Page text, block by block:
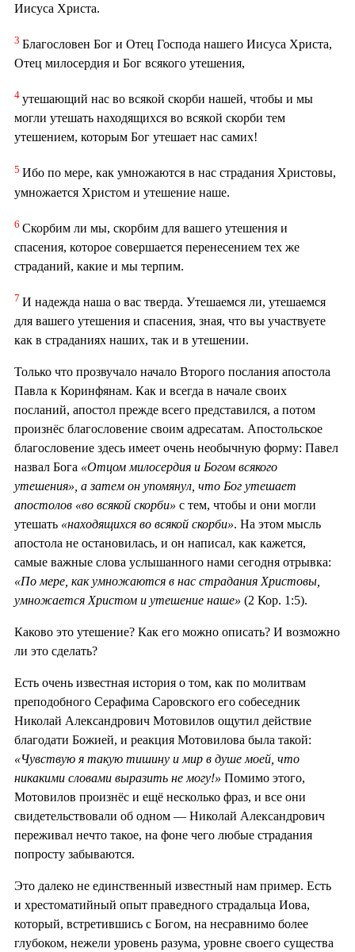
Иисуса Христа.
3 Благословен Бог и Отец Господа нашего Иисуса Христа,
Отец милосердия и Бог всякого утешения,
4 утешающий нас во всякой скорби нашей, чтобы и мы
могли утешать находящихся во всякой скорби тем
утешением, которым Бог утешает нас самих!
5 Ибо по мере, как умножаются в нас страдания Христовы,
умножается Христом и утешение наше.
6 Скорбим ли мы, скорбим для вашего утешения и
спасения, которое совершается перенесением тех же
страданий, какие и мы терпим.
7 И надежда наша о вас тверда. Утешаемся ли, утешаемся
для вашего утешения и спасения, зная, что вы участвуете
как в страданиях наших, так и в утешении.
Только что прозвучало начало Второго послания апостола
Павла к Коринфянам. Как и всегда в начале своих
посланий, апостол прежде всего представился, а потом
произнёс благословение своим адресатам. Апостольское
благословение здесь имеет очень необычную форму: Павел
назвал Бога «Отцом милосердия и Богом всякого
утешения», а затем он упомянул, что Бог утешает
апостолов «во всякой скорби» с тем, чтобы и они могли
утешать «находящихся во всякой скорби». На этом мысль
апостола не остановилась, и он написал, как кажется,
самые важные слова услышанного нами сегодня отрывка:
«По мере, как умножаются в нас страдания Христовы,
умножается Христом и утешение наше» (2 Кор. 1:5).
Каково это утешение? Как его можно описать? И возможно
ли это сделать?
Есть очень известная история о том, как по молитвам
преподобного Серафима Саровского его собеседник
Николай Александрович Мотовилов ощутил действие
благодати Божией, и реакция Мотовилова была такой:
«Чувствую я такую тишину и мир в душе моей, что
никакими словами выразить не могу!» Помимо этого,
Мотовилов произнёс и ещё несколько фраз, и все они
свидетельствовали об одном — Николай Александрович
переживал нечто такое, на фоне чего любые страдания
попросту забываются.
Это далеко не единственный известный нам пример. Есть
и хрестоматийный опыт праведного страдальца Иова,
который, встретившись с Богом, на несравнимо более
глубоком, нежели уровень разума, уровне своего существа